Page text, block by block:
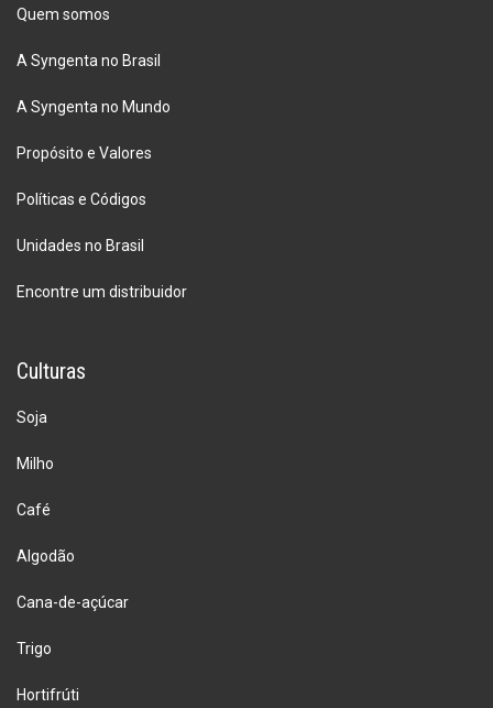
Quem somos
A Syngenta no Brasil
A Syngenta no Mundo
Propósito e Valores
Políticas e Códigos
Unidades no Brasil
Encontre um distribuidor
Culturas
Soja
Milho
Café
Algodão
Cana-de-açúcar
Trigo
Hortifrúti